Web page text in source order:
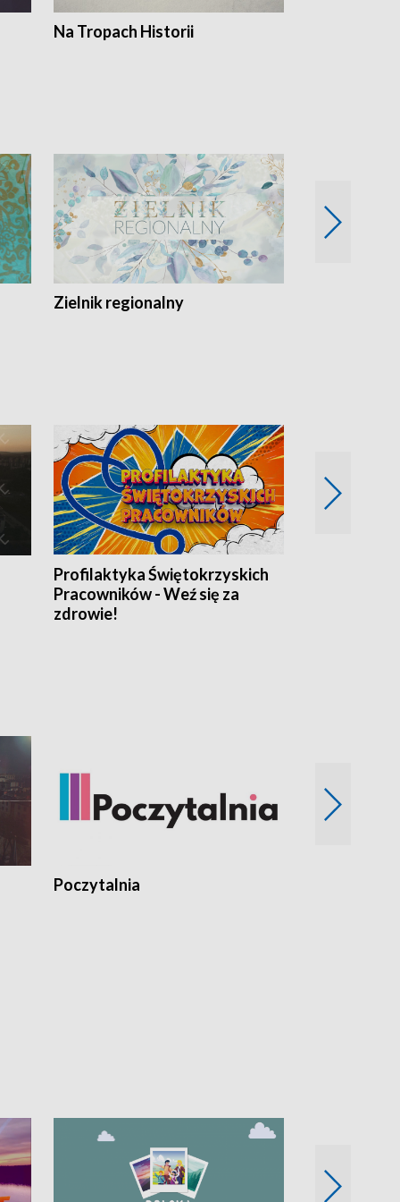
Na Tropach Historii
Zielnik regionalny
Profilaktyka Świętokrzyskich
Pracowników - Weź się za
zdrowie!
Poczytalnia